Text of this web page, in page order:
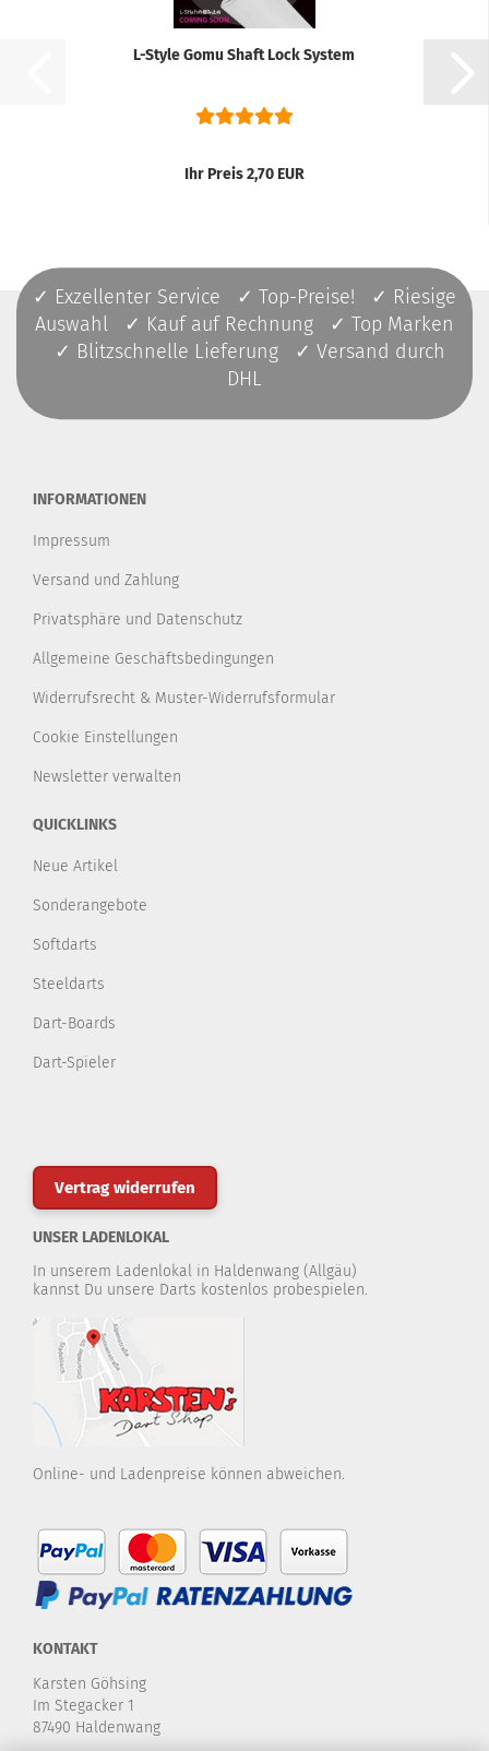
L-Style Gomu Shaft Lock System
Ihr Preis 2,70 EUR
✓ Exzellenter Service ✓ Top-Preise! ✓ Riesige
Auswahl ✓ Kauf auf Rechnung ✓ Top Marken
✓ Blitzschnelle Lieferung ✓ Versand durch
DHL
INFORMATIONEN
Impressum
Versand und Zahlung
Privatsphäre und Datenschutz
Allgemeine Geschäftsbedingungen
Widerrufsrecht & Muster-Widerrufsformular
Cookie Einstellungen
Newsletter verwalten
QUICKLINKS
Neue Artikel
Sonderangebote
Softdarts
Steeldarts
Dart-Boards
Dart-Spieler
Vertrag widerrufen
UNSER LADENLOKAL
In unserem Ladenlokal in Haldenwang (Allgäu)
kannst Du unsere Darts kostenlos probespielen.
Online- und Ladenpreise können abweichen.
KONTAKT
Karsten Göhsing
Im Stegacker 1
87490 Haldenwang